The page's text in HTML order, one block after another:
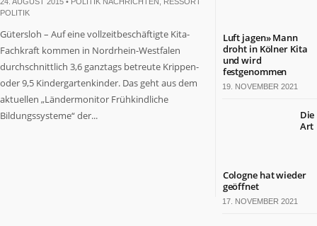
POLITIK
Gütersloh – Auf eine vollzeitbeschäftigte Kita-
Fachkraft kommen in Nordrhein-Westfalen
durchschnittlich 3,6 ganztags betreute Krippen-
oder 9,5 Kindergartenkinder. Das geht aus dem
aktuellen „Ländermonitor Frühkindliche
Bildungssysteme“ der...
Luft jagen» Mann
droht in Kölner Kita
und wird
festgenommen
19. NOVEMBER 2021
Die
Art
Cologne hat wieder
geöffnet
17. NOVEMBER 2021